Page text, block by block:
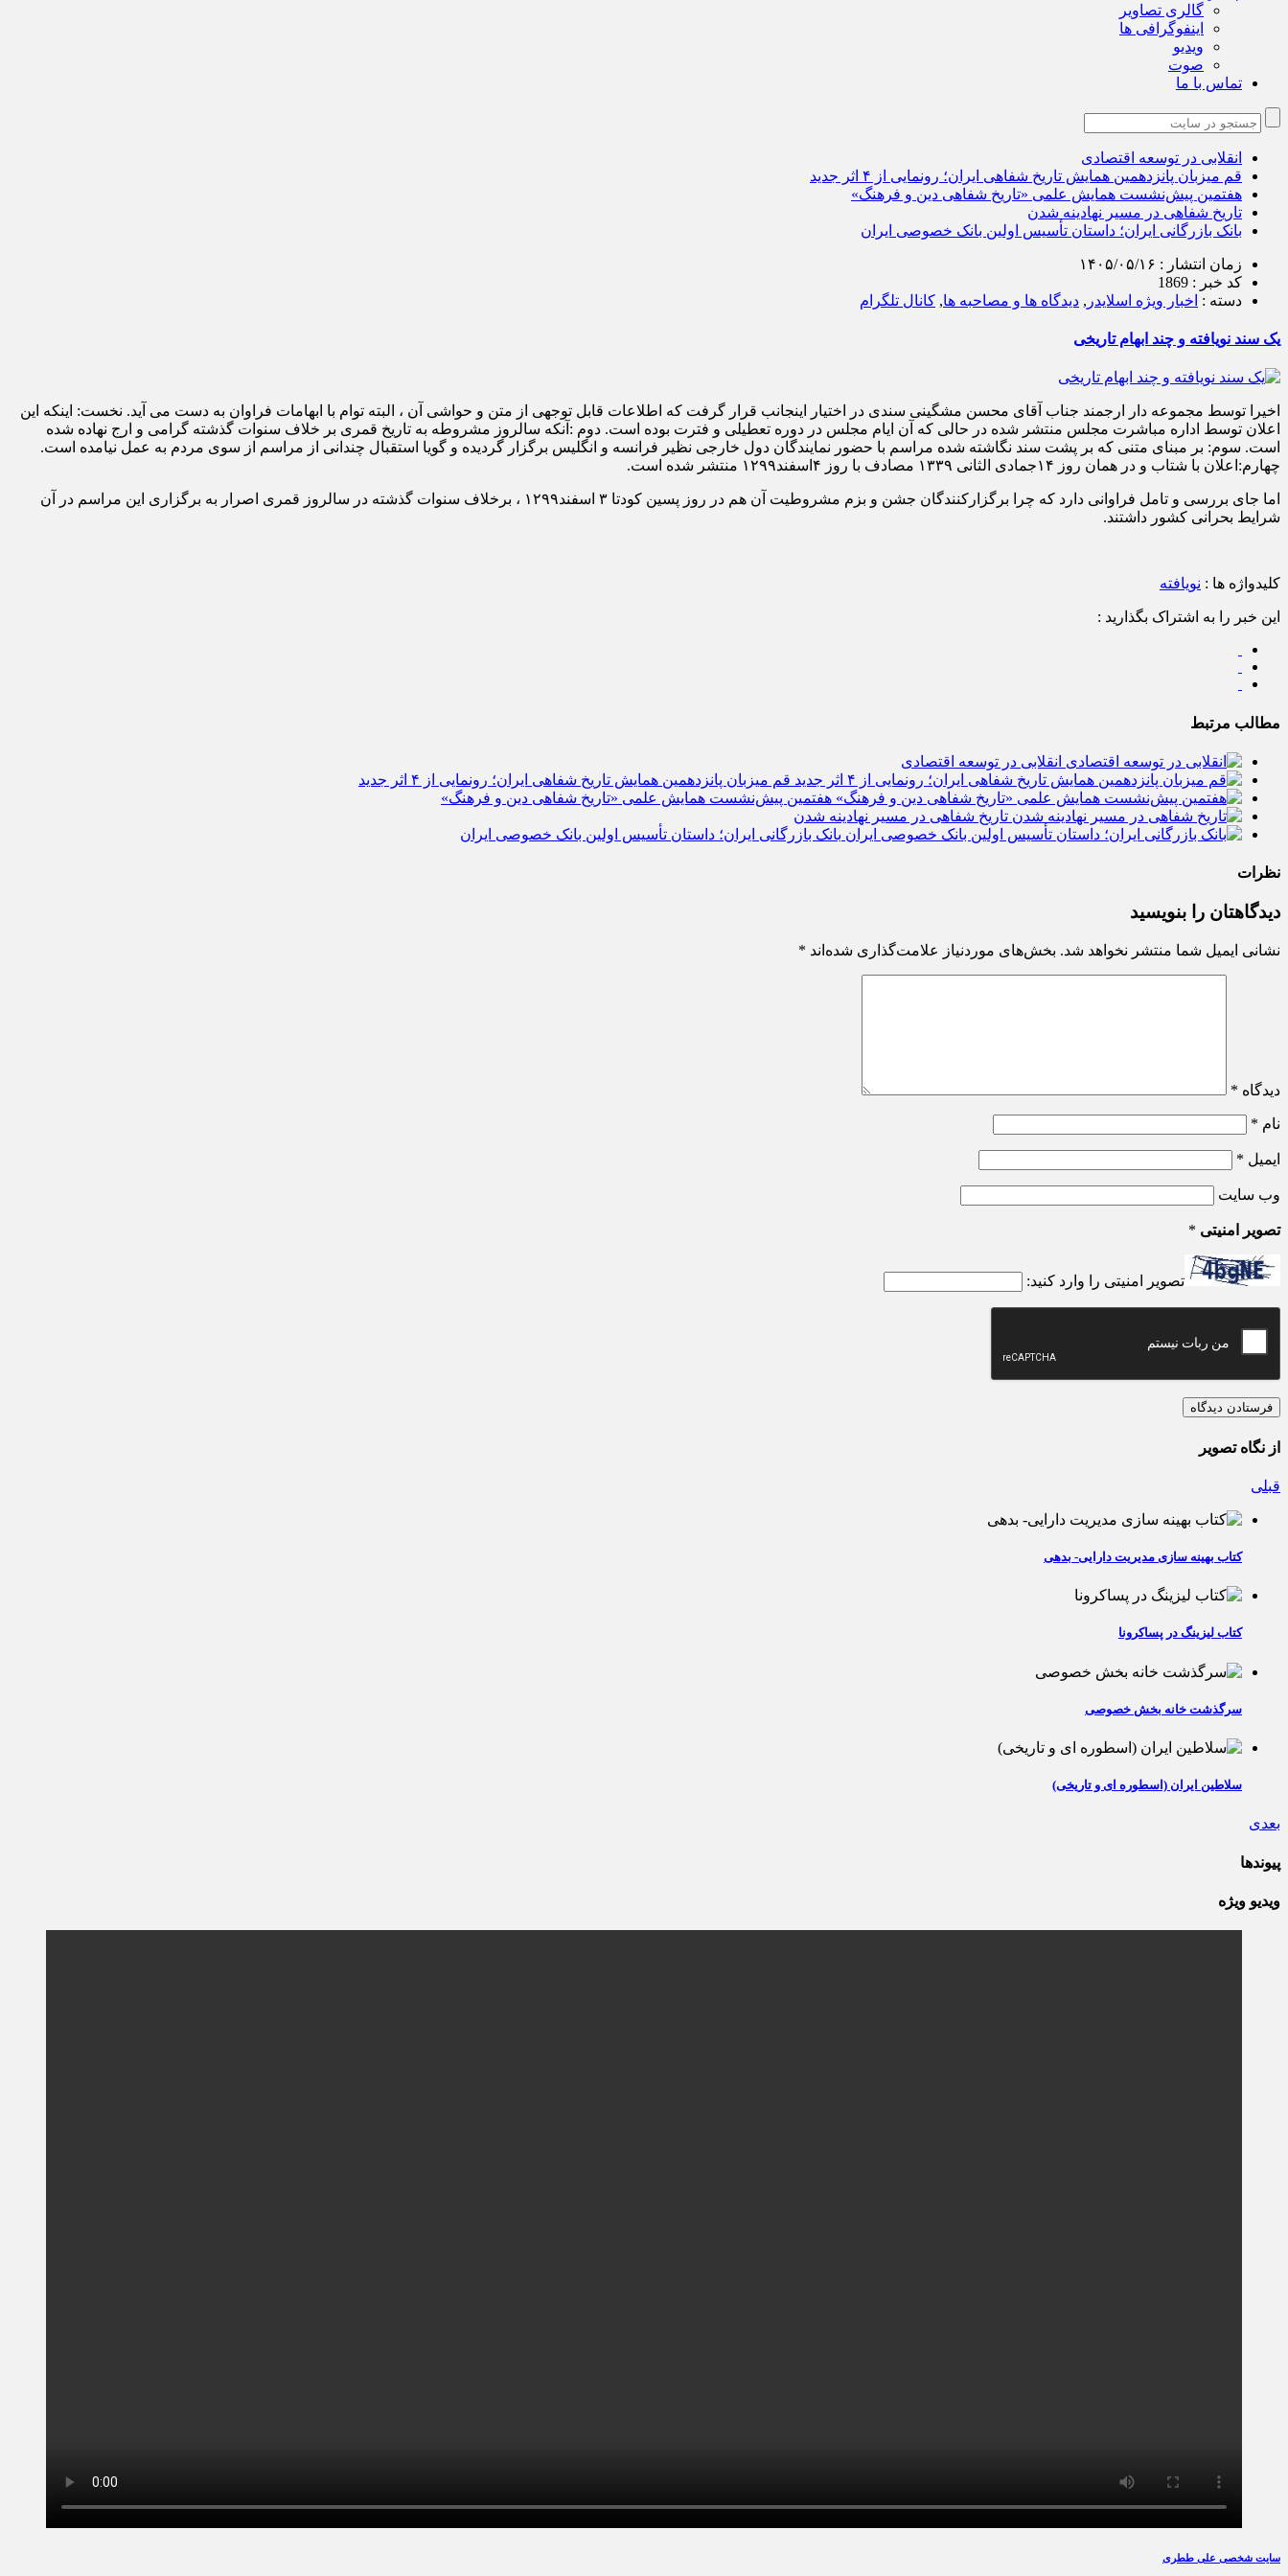
گالری تصاویر
اینفوگرافی ها
ویدیو
صوت
تماس با ما
انقلابی در توسعه اقتصادی
قم میزبان پانزدهمین همایش تاریخ شفاهی ایران؛ رونمایی از ۴ اثر جدید
هفتمین پیش‌نشست همایش علمی «تاریخ شفاهی دین و فرهنگ»
تاریخ شفاهی در مسیر نهادینه شدن
بانک بازرگانی ایران؛ داستان تأسیس اولین بانک خصوصی ایران
زمان انتشار : ۱۴۰۵/۰۵/۱۶
کد خبر : 1869
دسته : اخبار ویژه اسلایدر , دیدگاه ها و مصاحبه ها, کانال تلگرام
یک سند نویافته و چند ابهام تاریخی
اخیرا توسط مجموعه دار ارجمند جناب آقای محسن ‌مشگینی سندی در اختیار اینجانب قرار گرفت که اطلاعات قابل توجهی از متن و حواشی آن ، البته توام با ابهامات فراوان به دست می آید. نخست: اینکه این
اعلان توسط اداره مباشرت مجلس منتشر شده در حالی که آن ایام مجلس در دوره تعطیلی و فترت بوده است. دوم :آنکه سالروز مشروطه به تاریخ قمری بر خلاف سنوات گذشته گرامی و ارج نهاده شده
است. سوم: بر مبنای متنی که بر پشت سند نگاشته شده مراسم با حضور نمایندگان دول خارجی نظیر فرانسه و انگلیس برگزار گردیده و گویا استقبال چندانی از مراسم از سوی مردم به عمل نیامده است.
چهارم:اعلان با شتاب و در همان روز ۱۴جمادی الثانی ۱۳۳۹ مصادف با روز ۴اسفند۱۲۹۹ منتشر شده است.
اما جای بررسی و تامل فراوانی دارد که چرا برگزارکنندگان جشن و بزم مشروطیت آن هم در روز پسین کودتا ۳ اسفند۱۲۹۹ ، برخلاف سنوات گذشته در سالروز قمری اصرار به برگزاری این مراسم در آن
شرایط بحرانی کشور داشتند.
کلیدواژه ها : نویافته
این خبر را به اشتراک بگذارید :
مطالب مرتبط
انقلابی در توسعه اقتصادی
قم میزبان پانزدهمین همایش تاریخ شفاهی ایران؛ رونمایی از ۴ اثر جدید
هفتمین پیش‌نشست همایش علمی «تاریخ شفاهی دین و فرهنگ»
تاریخ شفاهی در مسیر نهادینه شدن
بانک بازرگانی ایران؛ داستان تأسیس اولین بانک خصوصی ایران
نظرات
دیدگاهتان را بنویسید
نشانی ایمیل شما منتشر نخواهد شد. بخش‌های موردنیاز علامت‌گذاری شده‌اند *
دیدگاه *
نام *
ایمیل *
وب‌ سایت
تصویر امنیتی *
تصویر امنیتی را وارد کنید:
از نگاه تصویر
قبلی
کتاب بهینه سازی مدیریت دارایی- بدهی
کتاب لیزینگ در پساکرونا
سرگذشت خانه بخش خصوصی
سلاطین ایران (اسطوره ای و تاریخی)
بعدی
پیوندها
ویدیو ویژه
سایت شخصی علی ططری